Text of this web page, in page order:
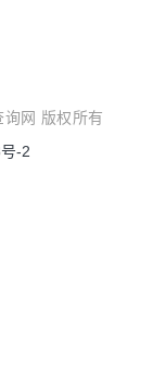
网 版权所有
-2